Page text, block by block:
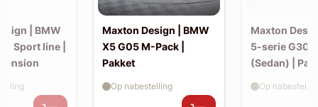
| BMW
Sport line |
Maxton Design | BMW
X5 G05 M-Pack |
Pakket
Op nabestelling
Maxton
5-serie G30
(Sedan) |
Op